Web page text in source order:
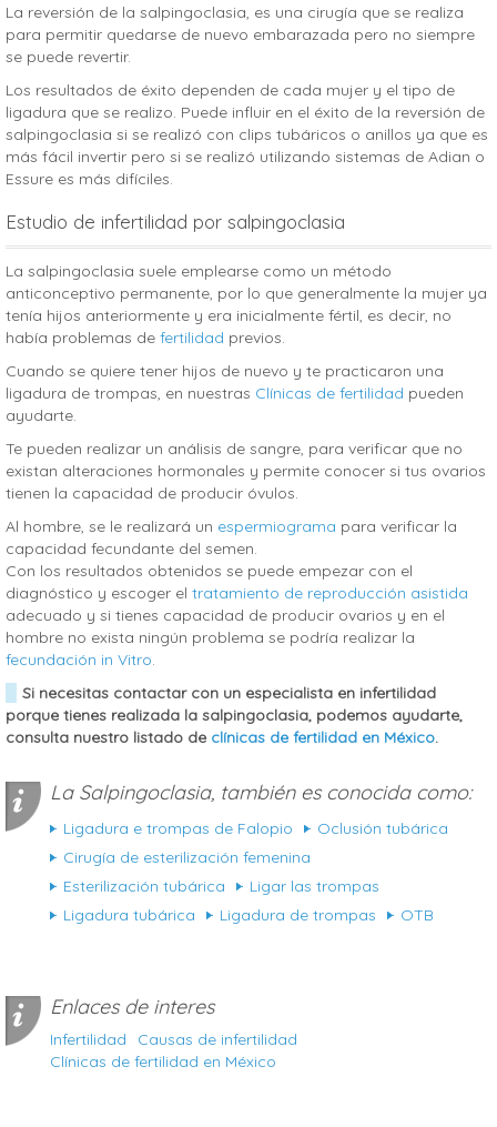
La reversión de la salpingoclasia, es una cirugía que se realiza
para permitir quedarse de nuevo embarazada pero no siempre
se puede revertir.
Los resultados de éxito dependen de cada mujer y el tipo de
ligadura que se realizo. Puede influir en el éxito de la reversión de
salpingoclasia si se realizó con clips tubáricos o anillos ya que es
más fácil invertir pero si se realizó utilizando sistemas de Adian o
Essure es más difíciles.
Estudio de infertilidad por salpingoclasia
La salpingoclasia suele emplearse como un método
anticonceptivo permanente, por lo que generalmente la mujer ya
tenía hijos anteriormente y era inicialmente fértil, es decir, no
había problemas de fertilidad previos.
Cuando se quiere tener hijos de nuevo y te practicaron una
ligadura de trompas, en nuestras Clínicas de fertilidad pueden
ayudarte.
Te pueden realizar un análisis de sangre, para verificar que no
existan alteraciones hormonales y permite conocer si tus ovarios
tienen la capacidad de producir óvulos.
Al hombre, se le realizará un espermiograma para verificar la
capacidad fecundante del semen.
Con los resultados obtenidos se puede empezar con el
diagnóstico y escoger el tratamiento de reproducción asistida
adecuado y si tienes capacidad de producir ovarios y en el
hombre no exista ningún problema se podría realizar la
fecundación in Vitro.
Si necesitas contactar con un especialista en infertilidad
porque tienes realizada la salpingoclasia, podemos ayudarte,
consulta nuestro listado de clínicas de fertilidad en México.
La Salpingoclasia, también es conocida como:
Ligadura e trompas de Falopio
Oclusión tubárica
Cirugía de esterilización femenina
Esterilización tubárica
Ligar las trompas
Ligadura tubárica
Ligadura de trompas OTB
Enlaces de interes
Infertilidad
Causas de infertilidad
Clínicas de fertilidad en México